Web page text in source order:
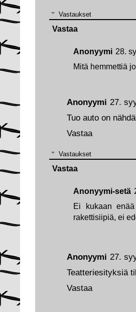
Anonyymi 27.
Teatteriesityksiä
Vastaa
Anonyymi 27.
Tuo auto on
Vastaa
Vastaukset
Anonyymi-setä
Ei kukaan
rakettisiipiä, ei
Vastaa
Vastaukset
Anonyymi 28.
Mitä hemmettiä
Vastaa